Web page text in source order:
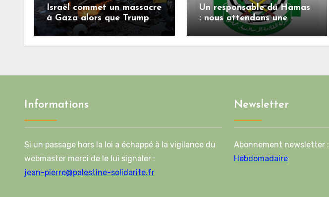
Israël commet un massacre
à Gaza alors que Trump
menace l’Iran de
«décapitation»
Un responsable du Hamas
: nous attendons une
réponse officielle de
Mladenov concernant la
Informations
Si un passage hors la loi a échappé à la vigilance du
webmaster merci de le lui signaler :
jean-pierre@palestine-solidarite.fr
Newsletter
Abonnement newsletter :
Hebdomadaire